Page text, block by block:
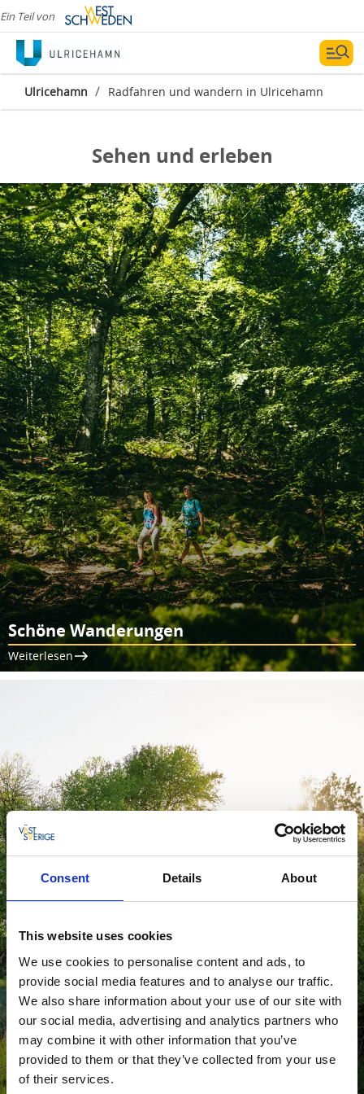
Consent Details About
This website uses cookies
We use cookies to personalise content and ads, to
provide social media features and to analyse our traffic.
We also share information about your use of our site with
our social media, advertising and analytics partners who
may combine it with other information that you’ve
provided to them or that they’ve collected from your use
of their services.
Ein Teil von
Ulricehamn / Radfahren und wandern in Ulricehamn
Radfahren und wandern
in Ulricehamn
Sehen und erleben
Schöne Wanderungen
Weiterlesen